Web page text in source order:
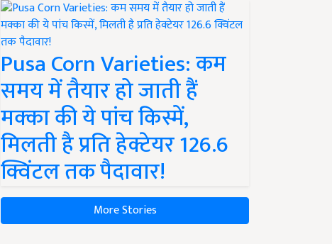
Pusa Corn Varieties: कम
समय में तैयार हो जाती हैं
मक्का की ये पांच किस्में,
मिलती है प्रति हेक्टेयर 126.6
क्विंटल तक पैदावार!
More Stories